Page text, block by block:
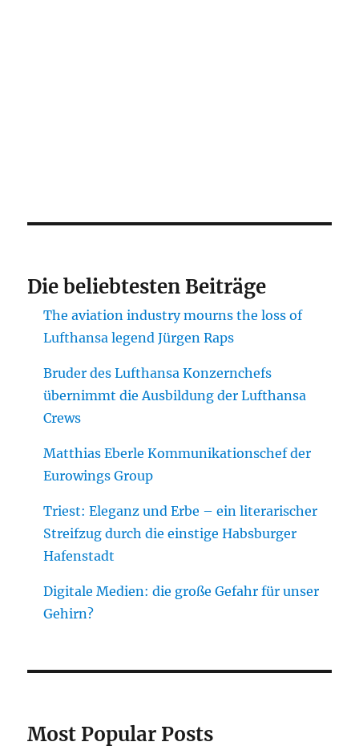
Die beliebtesten Beiträge
The aviation industry mourns the loss of
Lufthansa legend Jürgen Raps
Bruder des Lufthansa Konzernchefs
übernimmt die Ausbildung der Lufthansa
Crews
Matthias Eberle Kommunikationschef der
Eurowings Group
Triest: Eleganz und Erbe – ein literarischer
Streifzug durch die einstige Habsburger
Hafenstadt
Digitale Medien: die große Gefahr für unser
Gehirn?
Most Popular Posts